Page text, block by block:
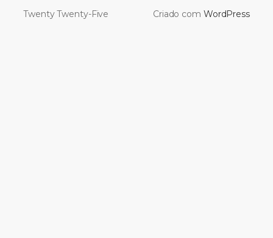
Twenty Twenty-Five Criado com WordPress